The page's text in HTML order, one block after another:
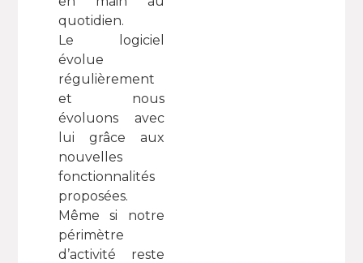
quotidien.
Le logiciel
évolue
régulièrement
et nous
évoluons avec
lui grâce aux
nouvelles
fonctionnalités
proposées.
Même si notre
périmètre
d’activité reste